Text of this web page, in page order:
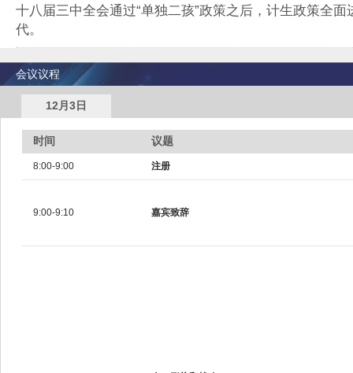
十八届三中全会通过“单独二孩”政策之后，计生政策全面
代。
会议议程
12月3日
时间 议题
8:00-9:00 注册
9:00-9:10 嘉宾致辞